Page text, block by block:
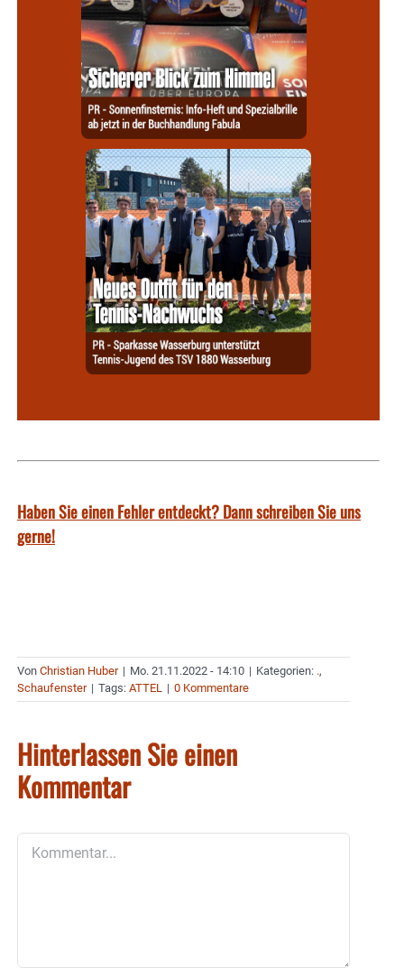
Haben Sie einen Fehler entdeckt? Dann schreiben Sie uns
gerne!
Von Christian Huber | Mo. 21.11.2022 - 14:10 | Kategorien: .,
Schaufenster | Tags: ATTEL | 0 Kommentare
Hinterlassen Sie einen
Kommentar